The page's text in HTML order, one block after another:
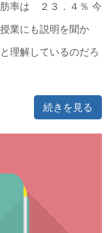
率は ２３．４％ 今
業にも説明を聞か
理解しているのだろ
続きを見る